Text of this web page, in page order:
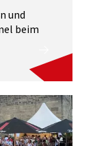
und
beim